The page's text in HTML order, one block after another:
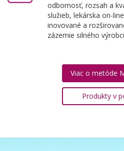
odbornosť, rozsah a
služieb, lekárska on-
inovované a
zázemie silného
Viac o metóde
Produkty v